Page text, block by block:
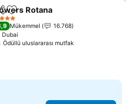
Favorilerime ekle
Rotana
Mükemmel
16.768
Dubai
Ödüllü uluslararası mutfak